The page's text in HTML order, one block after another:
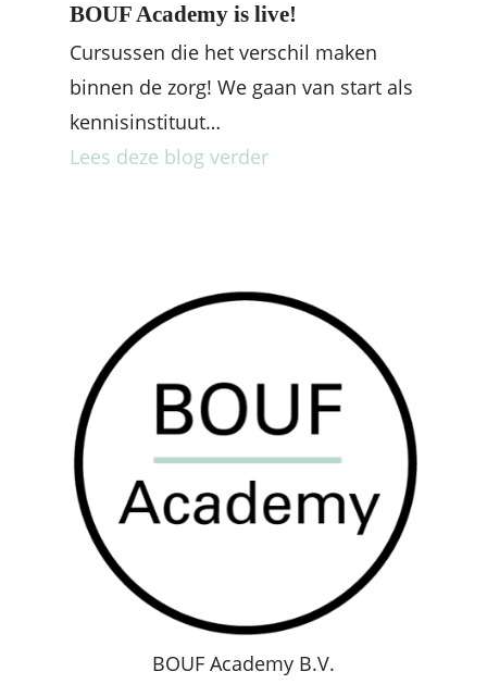
BOUF Academy is live!
Cursussen die het verschil maken
binnen de zorg! We gaan van start als
kennisinstituut…
Lees deze blog verder
BOUF Academy B.V.